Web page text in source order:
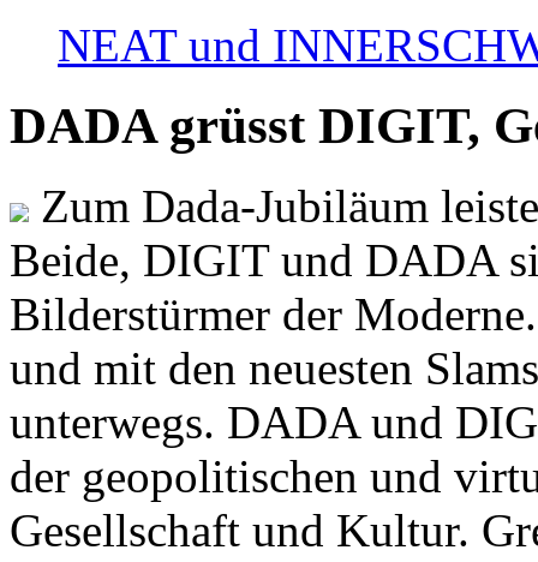
NEAT und
DADA grüsst DIGIT,
Zum Dada-Jubiläum
Beide, DIGIT und DADA
Bilderstürmer der
und mit den neuesten
unterwegs. DADA und
der geopolitischen und
Gesellschaft und Kultur.